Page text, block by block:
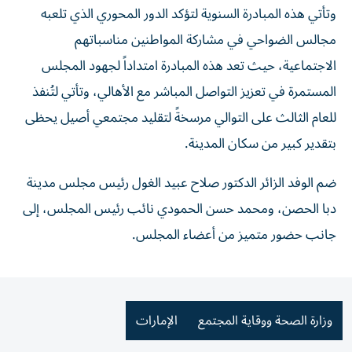
وتأتي هذه المبادرة السنوية لتؤكد الدور المحوري الذي تلعبه
مجالس الضواحي في مشاركة المواطنين مناسباتهم
الاجتماعية، حيث تعد هذه المبادرة امتداداً لجهود المجلس
المستمرة في تعزيز التواصل المباشر مع الأهالي، وتأتي لتُنفذ
للعام الثالث على التوالي مرسخةً لتقليد مجتمعي أصيل يحظى
بتقدير كبير من سكان المدينة.
ضم الوفد الزائر الدكتور صلاح عبيد الغول رئيس مجلس مدينة
دبا الحصن، ومحمد حسن الحمودي نائب رئيس المجلس، إلى
جانب حضور متميز من أعضاء المجلس.
وزارة الصحة ووقاية المجتمع الإمارات